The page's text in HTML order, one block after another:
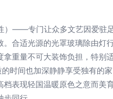
——专门让众多文艺因爱驻
合适光源的光罩玻璃除由
重量不可大装饰负担，特
时间也加深静静享受独有的
表现轻国温暖原色之意而